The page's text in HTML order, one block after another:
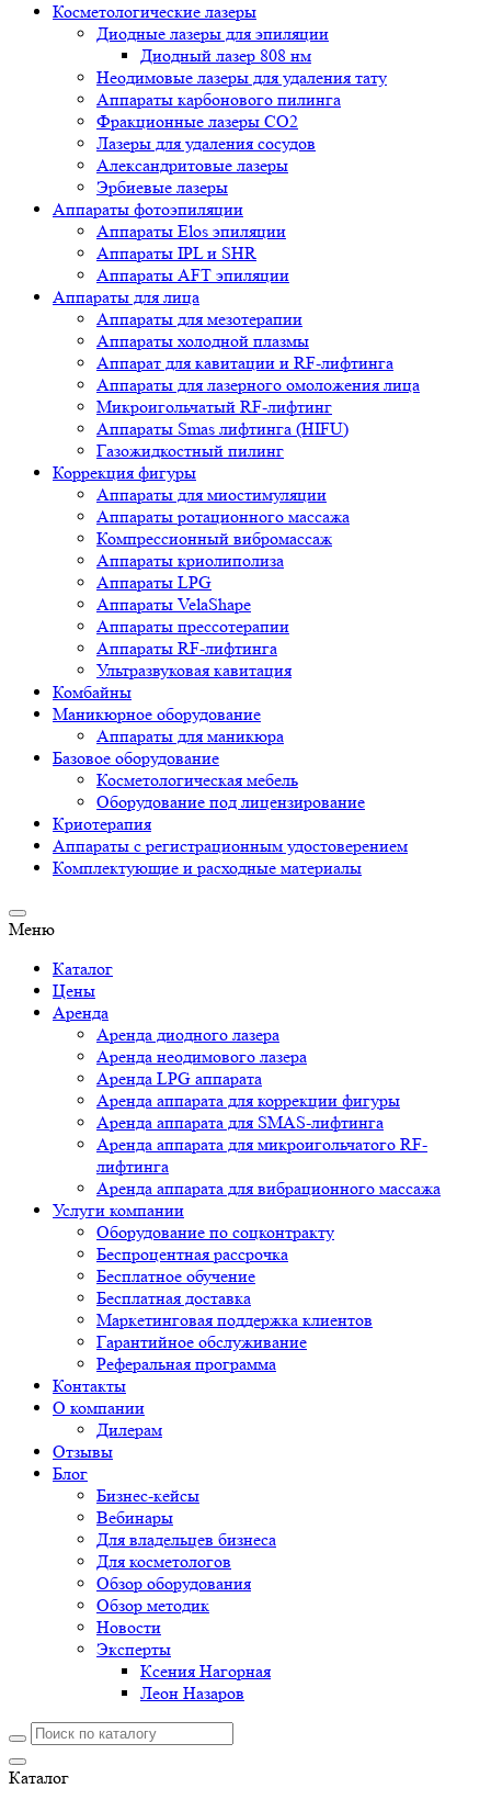
Косметологические лазеры
Диодные лазеры для эпиляции
Диодный лазер 808 нм
Неодимовые лазеры для удаления тату
Аппараты карбонового пилинга
Фракционные лазеры CO2
Лазеры для удаления сосудов
Александритовые лазеры
Эрбиевые лазеры
Аппараты фотоэпиляции
Аппараты Elos эпиляции
Аппараты IPL и SHR
Аппараты AFT эпиляции
Аппараты для лица
Аппараты для мезотерапии
Аппараты холодной плазмы
Аппарат для кавитации и RF-лифтинга
Аппараты для лазерного омоложения лица
Микроигольчатый RF-лифтинг
Аппараты Smas лифтинга (HIFU)
Газожидкостный пилинг
Коррекция фигуры
Аппараты для миостимуляции
Аппараты ротационного массажа
Компрессионный вибромассаж
Аппараты криолиполиза
Аппараты LPG
Аппараты VelaShape
Аппараты прессотерапии
Аппараты RF-лифтинга
Ультразвуковая кавитация
Комбайны
Маникюрное оборудование
Аппараты для маникюра
Базовое оборудование
Косметологическая мебель
Оборудование под лицензирование
Криотерапия
Аппараты c регистрационным удостоверением
Комплектующие и расходные материалы
Меню
Каталог
Цены
Аренда
Аренда диодного лазера
Аренда неодимового лазера
Аренда LPG аппарата
Аренда аппарата для коррекции фигуры
Аренда аппарата для SMAS-лифтинга
Аренда аппарата для микроигольчатого RF-
лифтинга
Аренда аппарата для вибрационного массажа
Услуги компании
Оборудование по соцконтракту
Беспроцентная рассрочка
Бесплатное обучение
Бесплатная доставка
Маркетинговая поддержка клиентов
Гарантийное обслуживание
Реферальная программа
Контакты
О компании
Дилерам
Отзывы
Блог
Бизнес-кейсы
Вебинары
Для владельцев бизнеса
Для косметологов
Обзор оборудования
Обзор методик
Новости
Эксперты
Ксения Нагорная
Леон Назаров
Каталог